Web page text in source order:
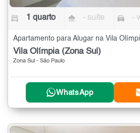
1 quarto - suíte -
Vila Olímpia (Zona Sul)
Zona Sul - São Paulo
WhatsApp